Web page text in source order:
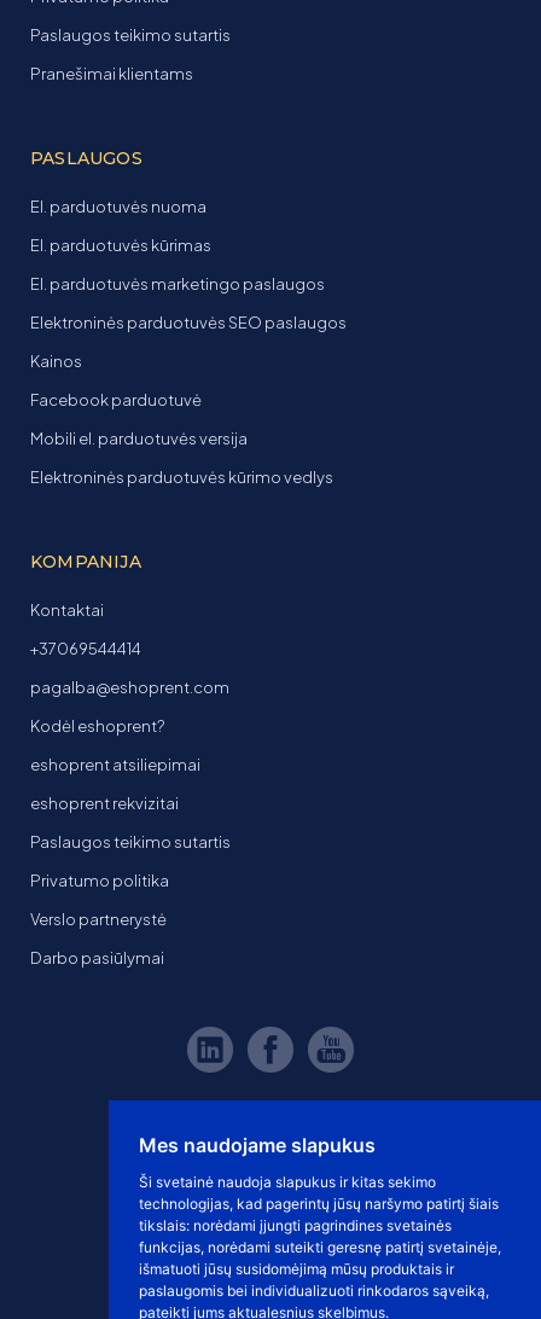
Mes naudojame slapukus
Ši svetainė naudoja slapukus ir kitas sekimo
technologijas, kad pagerintų jūsų naršymo patirtį šiais
tikslais: norėdami įjungti pagrindines svetainės
funkcijas, norėdami suteikti geresnę patirtį svetainėje,
išmatuoti jūsų susidomėjimą mūsų produktais ir
paslaugomis bei individualizuoti rinkodaros sąveiką,
pateikti jums aktualesnius skelbimus.
Paslaugos teikimo sutartis
Pranešimai klientams
PASLAUGOS
El. parduotuvės nuoma
El. parduotuvės kūrimas
El. parduotuvės marketingo paslaugos
Elektroninės parduotuvės SEO paslaugos
Kainos
Facebook parduotuvė
Mobili el. parduotuvės versija
Elektroninės parduotuvės kūrimo vedlys
KOMPANIJA
Kontaktai
+37069544414
pagalba@eshoprent.com
Kodėl eshoprent?
eshoprent atsiliepimai
eshoprent rekvizitai
Paslaugos teikimo sutartis
Privatumo politika
Verslo partnerystė
Darbo pasiūlymai